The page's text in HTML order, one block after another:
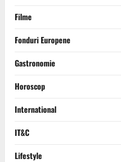
Filme
Fonduri Europene
Gastronomie
Horoscop
International
IT&C
Lifestyle